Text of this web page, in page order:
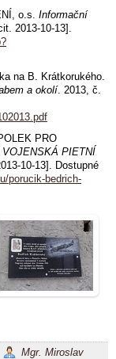
o.s. Informační
2013-10-13].
na B. Krátkorukého.
a okolí. 2013, č.
PRO
PIETNÍ
10-13]. Dostupné
porucik-bedrich-
Mgr. Miroslav